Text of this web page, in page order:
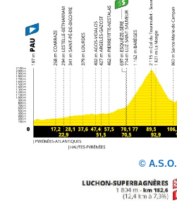
© A.S.O.